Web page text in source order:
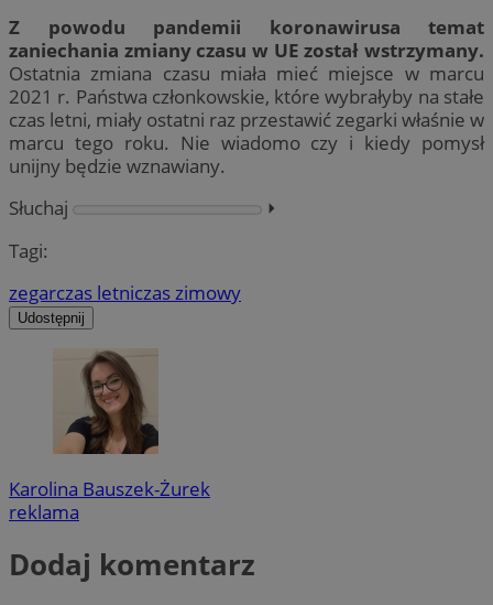
Z powodu pandemii koronawirusa temat
zaniechania zmiany czasu w UE został wstrzymany.
Ostatnia zmiana czasu miała mieć miejsce w marcu
2021 r. Państwa członkowskie, które wybrałyby na stałe
czas letni, miały ostatni raz przestawić zegarki właśnie w
marcu tego roku. Nie wiadomo czy i kiedy pomysł
unijny będzie wznawiany.
Słuchaj
⏵︎
Tagi:
zegarczas letniczas zimowy
Udostępnij
Karolina Bauszek-Żurek
reklama
Dodaj komentarz